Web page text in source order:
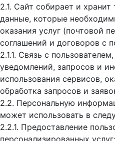
2.1. Сайт собирает и
данные, которые
оказания услуг (почтовой
соглашений и договоров с
2.1.1. Связь с
уведомлений, запросов и
использования сервисов,
обработка запросов и
2.2. Персональную
может использовать в
2.2.1. Предоставление